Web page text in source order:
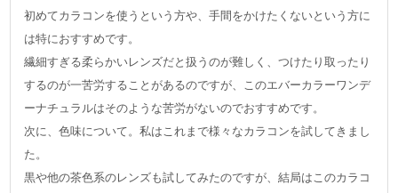
初めてカラコンを使うという方や、手間をかけたくないという方に
は特におすすめです。
繊細すぎる柔らかいレンズだと扱うのが難しく、つけたり取ったり
するのが一苦労することがあるのですが、このエバーカラーワンデ
ーナチュラルはそのような苦労がないのでおすすめです。
次に、色味について。私はこれまで様々なカラコンを試してきまし
た。
黒や他の茶色系のレンズも試してみたのですが、結局はこのカラコ